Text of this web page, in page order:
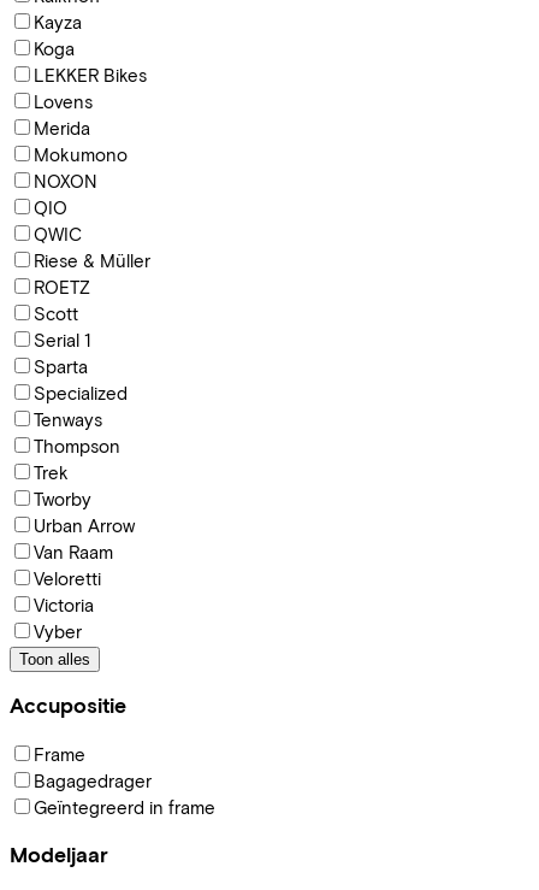
Kayza
Koga
LEKKER Bikes
Lovens
Merida
Mokumono
NOXON
QIO
QWIC
Riese & Müller
ROETZ
Scott
Serial 1
Sparta
Specialized
Tenways
Thompson
Trek
Tworby
Urban Arrow
Van Raam
Veloretti
Victoria
Vyber
Toon alles
Accupositie
Frame
Bagagedrager
Geïntegreerd in frame
Modeljaar